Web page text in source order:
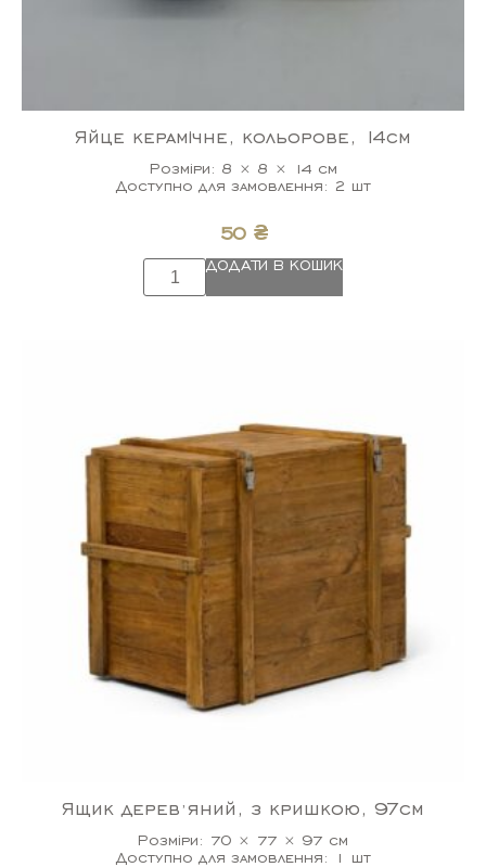
Яйце керамічне, кольорове, 14см
Розміри: 8 × 8 × 14 см
Доступно для замовлення: 2 шт
50 ₴
ДОДАТИ В КОШИК
Ящик деревʼяний, з кришкою, 97см
Розміри: 70 × 77 × 97 см
Доступно для замовлення: 1 шт